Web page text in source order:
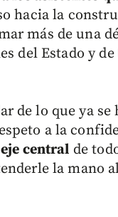
hacia la
más de una
del Estado y
de lo que ya
a la
central de
la mano